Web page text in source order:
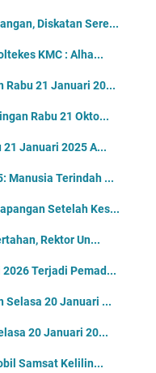
Diskatan Sere...
KMC : Alha...
Rabu 21 Januari 20...
Rabu 21 Okto...
Januari 2025 A...
Manusia Terindah ...
Setelah Kes...
Rektor Un...
Terjadi Pemad...
Selasa 20 Januari ...
20 Januari 20...
Samsat Kelilin...